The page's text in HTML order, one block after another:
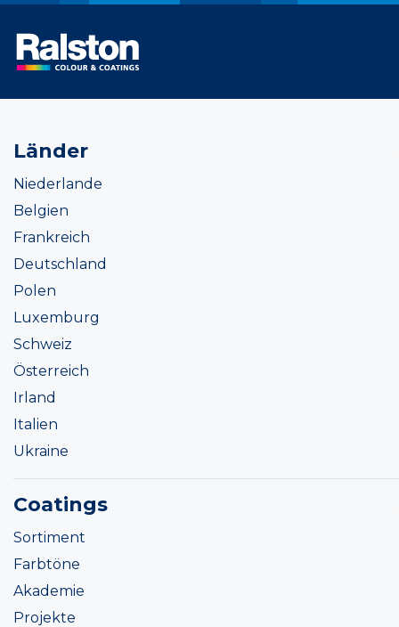
Länder
Niederlande
Belgien
Frankreich
Deutschland
Polen
Luxemburg
Schweiz
Österreich
Irland
Italien
Ukraine
Coatings
Sortiment
Farbtöne
Akademie
Projekte